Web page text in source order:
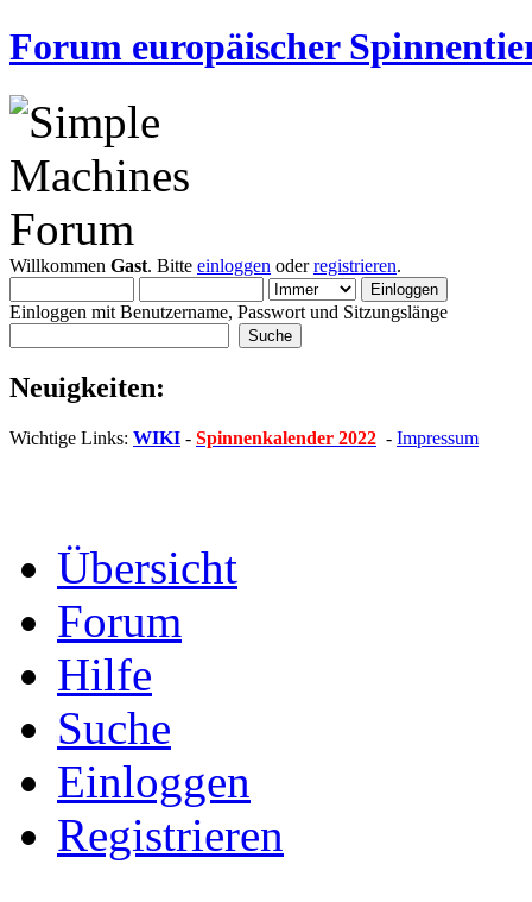
Forum europäischer
Willkommen Gast. Bitte einloggen oderregistrieren.
Einloggen mit Benutzername, Passwort und Sitzungslänge
Neuigkeiten:
Wichtige Links: WIKI - Spinnenkalender 2022 - Impressum
Übersicht
Forum
Hilfe
Suche
Einloggen
Registrieren